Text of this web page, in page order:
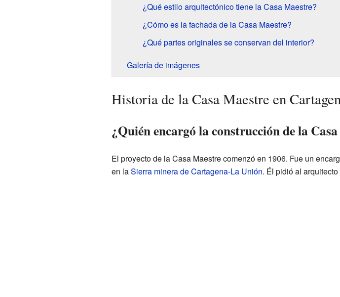
¿Qué estilo arquitectónico tiene la Casa Maestre?
¿Cómo es la fachada de la Casa Maestre?
¿Qué partes originales se conservan del interior?
Galería de imágenes
Historia de la Casa Maestre en
¿Quién encargó la construcción de la
El proyecto de la Casa Maestre comenzó en 1906. Fue un
en laSierra minera de Cartagena-La Unión. Él pidió al